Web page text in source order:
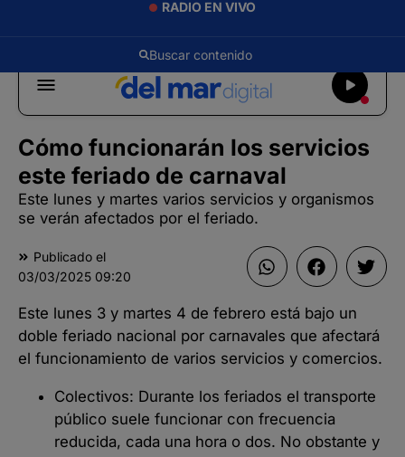
RADIO EN VIVO
Cómo funcionarán los servicios
este feriado de carnaval
Este lunes y martes varios servicios y organismos
se verán afectados por el feriado.
Publicado el
03/03/2025 09:20
Este lunes 3 y martes 4 de febrero está bajo un
doble feriado nacional por carnavales que afectará
el funcionamiento de varios servicios y comercios.
Colectivos: Durante los feriados el transporte
público suele funcionar con frecuencia
reducida, cada una hora o dos. No obstante y